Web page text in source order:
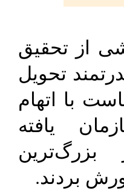
از تحقیق
تحویل
با اتهام
یافته
بزرگ‌ترین
بردند.